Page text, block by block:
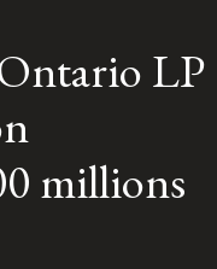
LP
millions